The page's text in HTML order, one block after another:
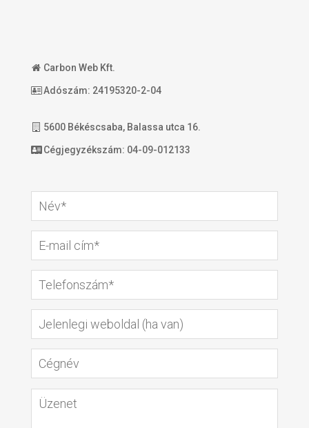
Carbon Web Kft.
Adószám: 24195320-2-04
5600 Békéscsaba, Balassa utca 16.
Cégjegyzékszám: 04-09-012133